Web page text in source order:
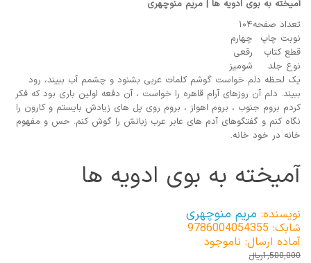
آمیخته به بوی ادویه ها | مریم منوچهری
تعداد صفحه۱۰۴
نوبت چاپ
چهارم
قطع کتاب
رقعی
نوع جلد
شومیز
یک لحظه دلم خواست گوشم کلمات عربی بشنود و چشمم آب ببیند، رود
ببیند. دلم آن روزهای آرام قاهره را خواست ، آن دفعه اولین باری بود که فکر
کردم بروم جنوب ، بروم اهواز ، بروم روی پل های زیادش بایستم و کارون را
نگاه کنم و گفتگوهای آدم های عابر عرب زبانش را گوش کنم. حس و مفهوم
خانه در خود خانه.
آمیخته به بوی ادویه ها
نویسنده: مریم منوچهری
شابک: 9786004054355
آماده ارسال: ناموجود
1,500,000ریال